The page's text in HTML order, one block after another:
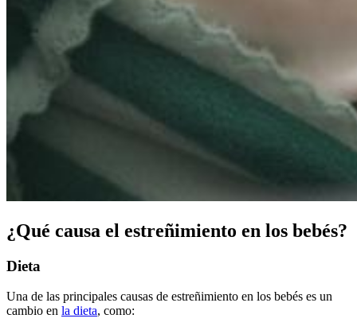
¿Qué causa el estreñimiento en los bebés?
Dieta
Una de las principales causas de estreñimiento en los bebés es un
cambio en la dieta, como: